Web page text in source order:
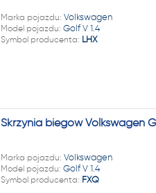
Marka pojazdu: Volkswagen
Model pojazdu: Golf V 1.4
Symbol producenta: LHX
Skrzynia biegów Volkswagen
Marka pojazdu: Volkswagen
Model pojazdu: Golf V 1.4
Symbol producenta: FXQ